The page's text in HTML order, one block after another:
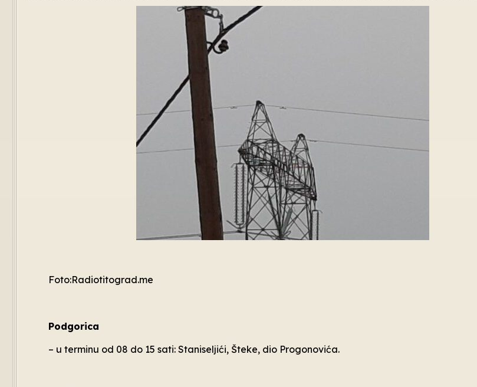
Foto:Radiotitograd.me
Podgorica
– u terminu od 08 do 15 sati: Staniseljići, Šteke, dio Progonovića.